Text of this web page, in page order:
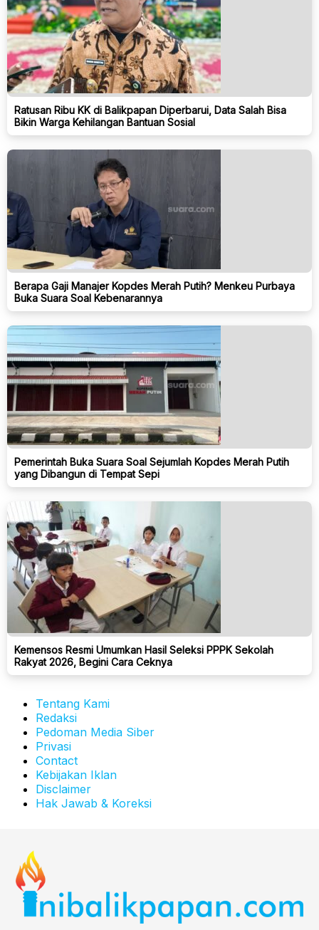
Ratusan Ribu KK di Balikpapan Diperbarui, Data Salah Bisa
Bikin Warga Kehilangan Bantuan Sosial
Berapa Gaji Manajer Kopdes Merah Putih? Menkeu Purbaya
Buka Suara Soal Kebenarannya
Pemerintah Buka Suara Soal Sejumlah Kopdes Merah Putih
yang Dibangun di Tempat Sepi
Kemensos Resmi Umumkan Hasil Seleksi PPPK Sekolah
Rakyat 2026, Begini Cara Ceknya
Tentang Kami
Redaksi
Pedoman Media Siber
Privasi
Contact
Kebijakan Iklan
Disclaimer
Hak Jawab & Koreksi